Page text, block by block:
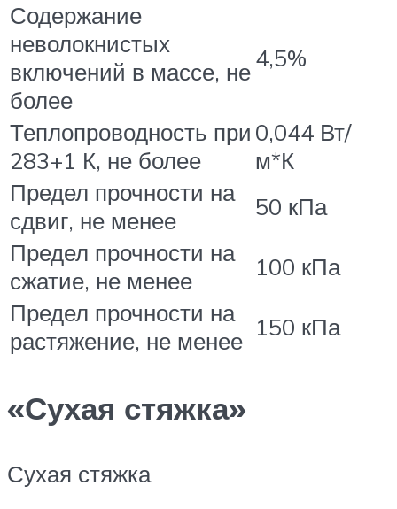
Содержание
неволокнистых
включений в массе, не
более
4,5%
Теплопроводность при
283+1 К, не более
0,044 Вт/
м*К
Предел прочности на
сдвиг, не менее
50 кПа
Предел прочности на
сжатие, не менее
100 кПа
Предел прочности на
растяжение, не менее 150 кПа
«Сухая стяжка»
Сухая стяжка